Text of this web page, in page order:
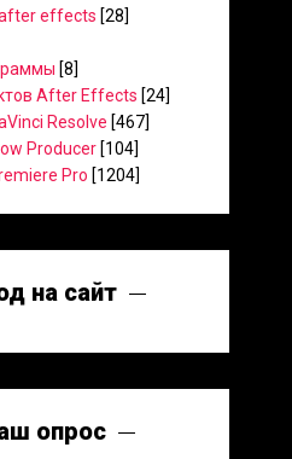
effects [28]
[8]
After Effects [24]
Resolve [467]
Producer [104]
Pro [1204]
на сайт
опрос